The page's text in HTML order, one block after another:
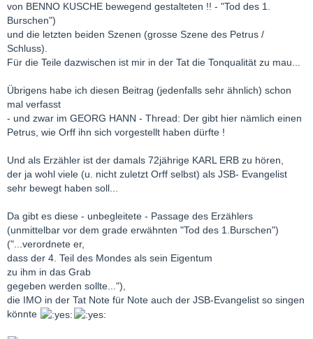
von BENNO KUSCHE bewegend gestalteten !! - "Tod des 1.
Burschen")
und die letzten beiden Szenen (grosse Szene des Petrus /
Schluss).
Für die Teile dazwischen ist mir in der Tat die Tonqualität zu mau...
Übrigens habe ich diesen Beitrag (jedenfalls sehr ähnlich) schon
mal verfasst
- und zwar im GEORG HANN - Thread: Der gibt hier nämlich einen
Petrus, wie Orff ihn sich vorgestellt haben dürfte !
Und als Erzähler ist der damals 72jährige KARL ERB zu hören,
der ja wohl viele (u. nicht zuletzt Orff selbst) als JSB- Evangelist
sehr bewegt haben soll...
Da gibt es diese - unbegleitete - Passage des Erzählers
(unmittelbar vor dem grade erwähnten "Tod des 1.Burschen")
("...verordnete er,
dass der 4. Teil des Mondes als sein Eigentum
zu ihm in das Grab
gegeben werden sollte..."),
die IMO in der Tat Note für Note auch der JSB-Evangelist so singen
könnte